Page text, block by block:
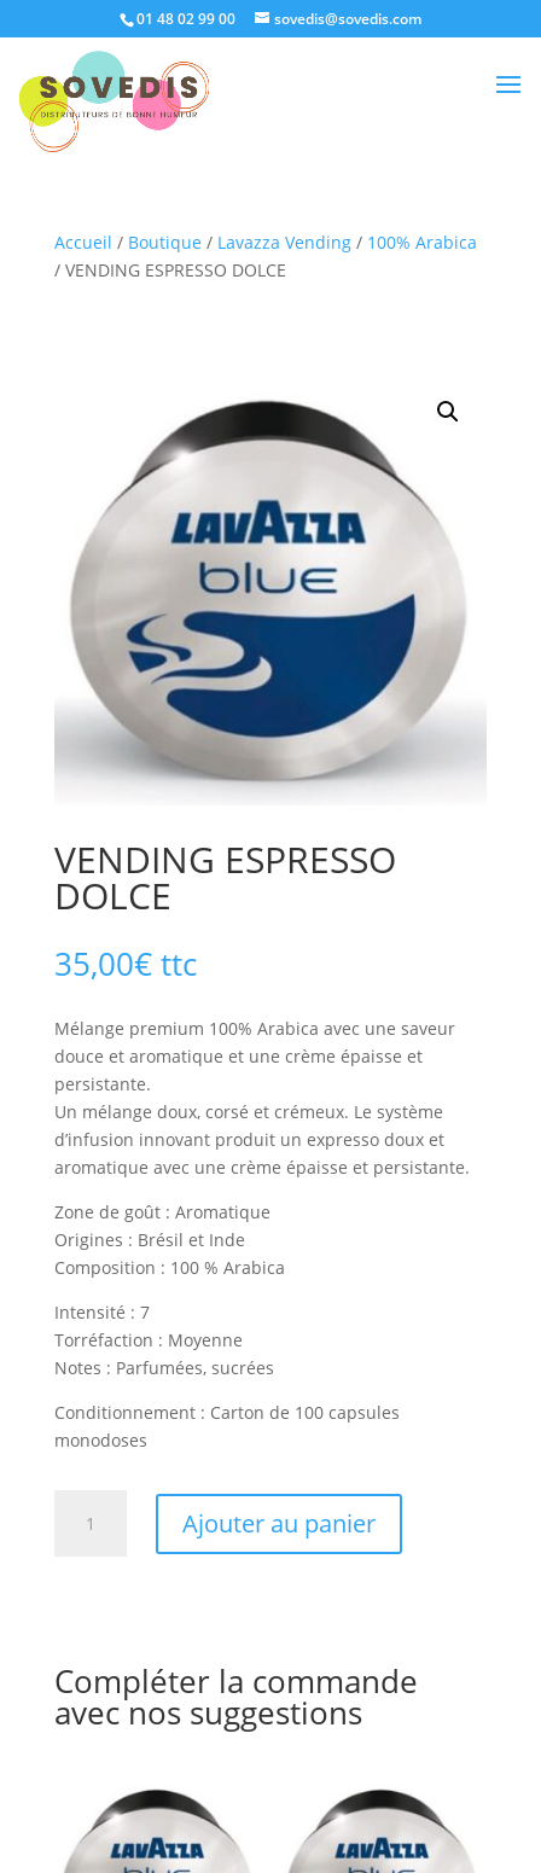
01 48 02 99 00 sovedis@sovedis.com
Accueil / Boutique / Lavazza Vending/ 100% Arabica
/ VENDING ESPRESSO DOLCE
VENDING ESPRESSO
DOLCE
35,00€ ttc
Mélange premium 100% Arabica avec une saveur
douce et aromatique et une crème épaisse et
persistante.
Un mélange doux, corsé et crémeux. Le système
d’infusion innovant produit un expresso doux et
aromatique avec une crème épaisse et persistante.
Zone de goût : Aromatique
Origines : Brésil et Inde
Composition : 100 % Arabica
Intensité : 7
Torréfaction : Moyenne
Notes : Parfumées, sucrées
Conditionnement : Carton de 100 capsules
monodoses
Ajouter au panier
Compléter la commande
avec nos suggestions